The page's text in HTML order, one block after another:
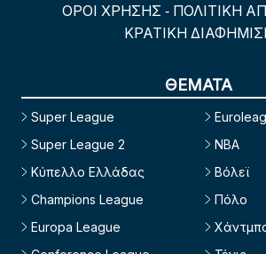
ΟΡΟΙ ΧΡΗΣΗΣ - ΠΟΛΙΤΙΚΗ
ΚΡΑΤΙΚΗ
ΘΕΜΑΤΑ
Super League
Super League 2
Κύπελλο Ελλάδας
Champions League
Europa League
NBA
Βόλεϊ
Πόλο